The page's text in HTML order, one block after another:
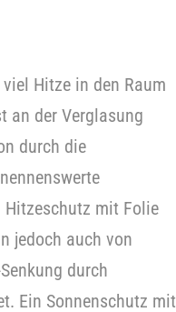
Hitze in den Raum
an der Verglasung
durch die
Hitzeschutz mit Folie
jedoch auch von
durch
Ein Sonnenschutz mit